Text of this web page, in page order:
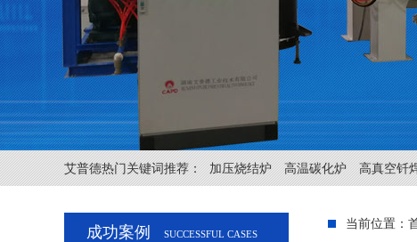
艾普德热门关键词推荐： 加压烧结炉 高温碳化炉 高真空钎
成功案例 SUCCESSFUL CASES
当前位置：